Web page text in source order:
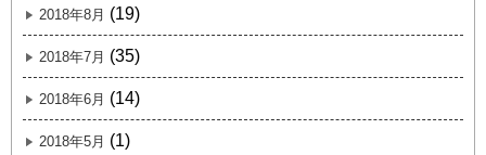
2018年8月 (19)
2018年7月 (35)
2018年6月 (14)
2018年5月 (1)